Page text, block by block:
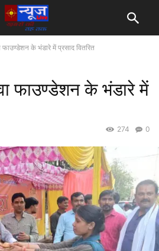
फाउण्डेशन के भंडारे में प्रसाद वितरित
फाउण्डेशन के भंडारे में
0
274